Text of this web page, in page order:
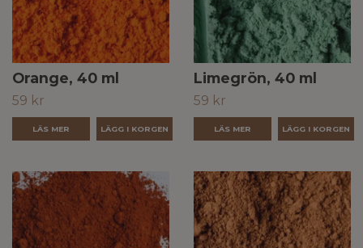
Orange, 40 ml
59 kr
LÄS MER
Limegrön, 40 ml
59 kr
LÄS MER